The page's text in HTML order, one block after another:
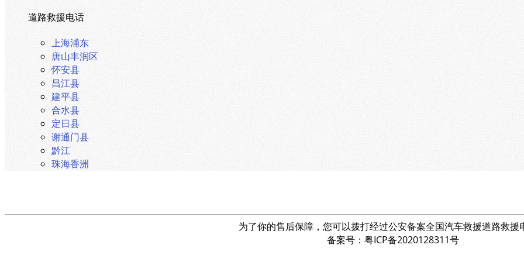
道路救援电话
上海浦东
唐山丰润区
怀安县
昌江县
建平县
合水县
定日县
谢通门县
黔江
珠海香洲
为了你的售后保障，您可以拨打经过公安备案全国汽车救援道路救援
备案号：粤ICP备2020128311号